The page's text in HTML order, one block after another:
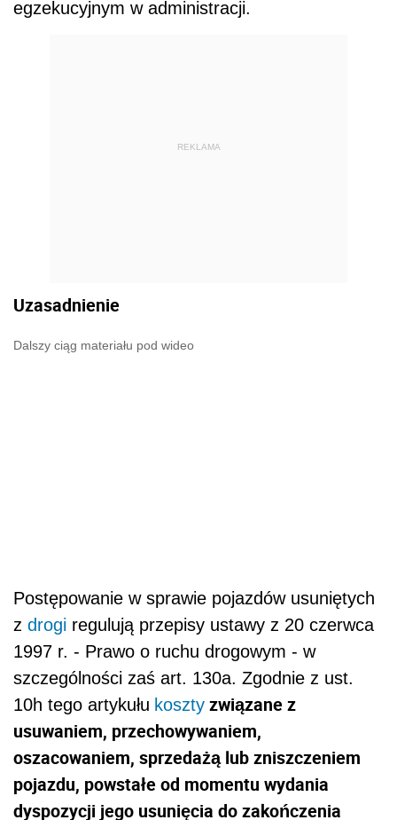
egzekucyjnym w administracji.
REKLAMA
Uzasadnienie
Dalszy ciąg materiału pod wideo
Postępowanie w sprawie pojazdów usuniętych
z drogi regulują przepisy ustawy z 20 czerwca
1997 r. - Prawo o ruchu drogowym - w
szczególności zaś art. 130a. Zgodnie z ust.
10h tego artykułu koszty związane z
usuwaniem, przechowywaniem,
oszacowaniem, sprzedażą lub zniszczeniem
pojazdu, powstałe od momentu wydania
dyspozycji jego usunięcia do zakończenia